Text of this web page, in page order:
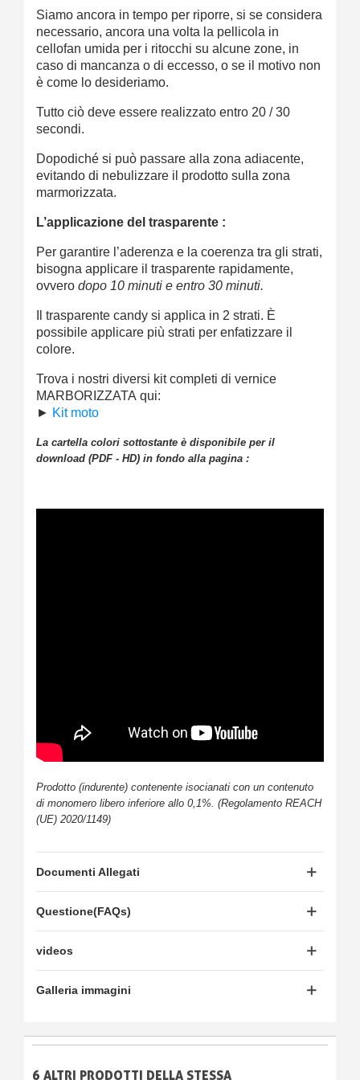
Siamo ancora in tempo per riporre, si se considera
necessario, ancora una volta la pellicola in
cellofan umida per i ritocchi su alcune zone, in
caso di mancanza o di eccesso, o se il motivo non
è come lo desideriamo.
Tutto ciò deve essere realizzato entro 20 / 30
secondi.
Dopodiché si può passare alla zona adiacente,
evitando di nebulizzare il prodotto sulla zona
marmorizzata.
L’applicazione del trasparente :
Per garantire l’aderenza e la coerenza tra gli strati,
bisogna applicare il trasparente rapidamente,
ovvero dopo 10 minuti e entro 30 minuti.
Il trasparente candy si applica in 2 strati. È
possibile applicare più strati per enfatizzare il
colore.
Trova i nostri diversi kit completi di vernice
MARBORIZZATA qui:
► Kit moto
La cartella colori sottostante è disponibile per il
download (PDF - HD) in fondo alla pagina :
Prodotto (indurente) contenente isocianati con un contenuto
di monomero libero inferiore allo 0,1%. (Regolamento REACH
(UE) 2020/1149)
Documenti Allegati
Questione(FAQs)
videos
Galleria immagini
6 ALTRI PRODOTTI DELLA STESSA